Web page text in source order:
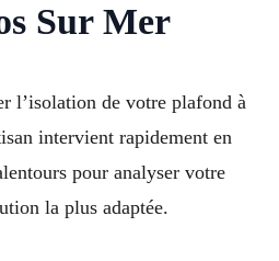
Sur Mer
l’isolation de votre plafond à
intervient rapidement en
pour analyser votre
la plus adaptée.